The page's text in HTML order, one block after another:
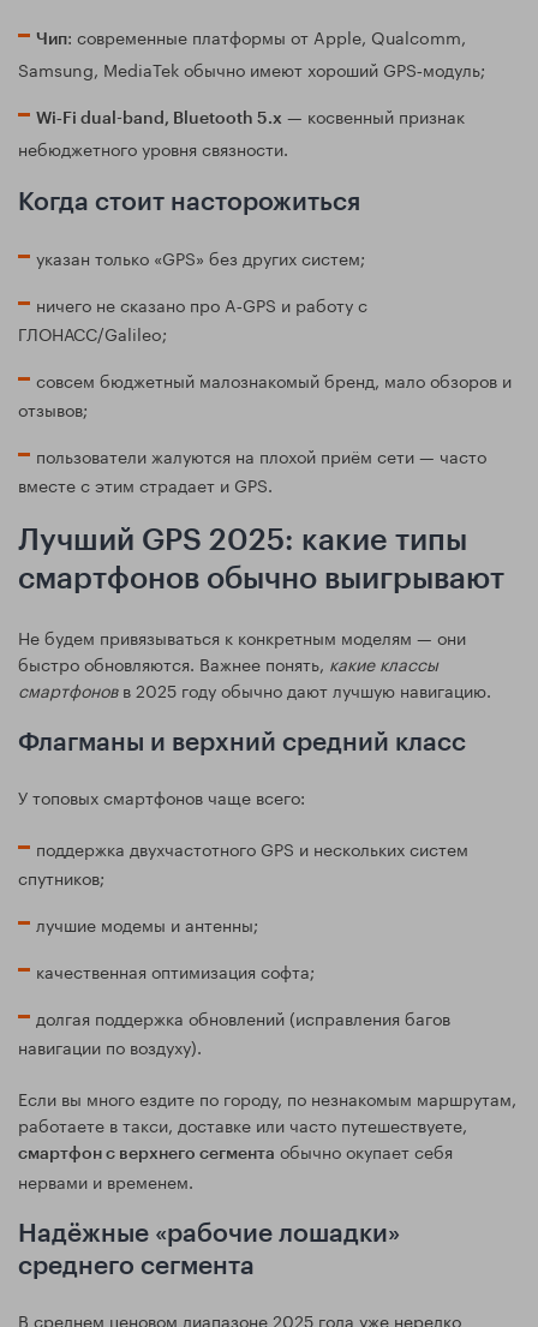
Чип: современные платформы от Apple, Qualcomm,
Samsung, MediaTek обычно имеют хороший GPS‑модуль;
Wi‑Fi dual-band, Bluetooth 5.x — косвенный признак
небюджетного уровня связности.
Когда стоит насторожиться
указан только «GPS» без других систем;
ничего не сказано про A‑GPS и работу с
ГЛОНАСС/Galileo;
совсем бюджетный малознакомый бренд, мало обзоров и
отзывов;
пользователи жалуются на плохой приём сети — часто
вместе с этим страдает и GPS.
Лучший GPS 2025: какие типы
смартфонов обычно выигрывают
Не будем привязываться к конкретным моделям — они
быстро обновляются. Важнее понять, какие классы
смартфоновв 2025 году обычно дают лучшую навигацию.
Флагманы и верхний средний класс
У топовых смартфонов чаще всего:
поддержка двухчастотного GPS и нескольких систем
спутников;
лучшие модемы и антенны;
качественная оптимизация софта;
долгая поддержка обновлений (исправления багов
навигации по воздуху).
Если вы много ездите по городу, по незнакомым маршрутам,
работаете в такси, доставке или часто путешествуете,
смартфон с верхнего сегмента обычно окупает себя
нервами и временем.
Надёжные «рабочие лошадки»
среднего сегмента
В среднем ценовом диапазоне 2025 года уже нередко